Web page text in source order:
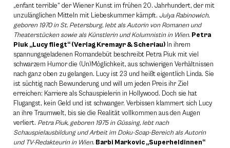
„enfant terrible“ der Wiener Kunst im frühen 20. Jahrhundert, der mit
unzulänglichen Mitteln mit Liebeskummer kämpft. Julya Rabinowich,
geboren 1970 in St. Petersburg, lebt als Autorin von Romanen und
Theaterstücken sowie als Künstlerin und Kolumnistin in Wien. Petra
Piuk „Lucy fliegt“ (Verlag Kremayr & Scheriau) In ihrem
spannungsgeladenen Romandebüt beschreibt Petra Piuk mit viel
schwarzem Humor die (Un)Möglichkeit, aus schwierigen Verhältnissen
nach ganz oben zu gelangen. Lucy ist 23 und heißt eigentlich Linda. Sie
ist süchtig nach Bewunderung und will um jeden Preis ihr Ziel
erreichen: Karriere als Schauspielerin in Hollywood. Doch sie hat
Flugangst, kein Geld und ist schwanger. Verbissen klammert sich Lucy
an ihre Traumwelt, bis sie die Realität vollkommen aus den Augen
verliert. Petra Piuk, geboren 1975 in Güssing, lebt nach
Schauspielausbildung und Arbeit im Doku-Soap-Bereich als Autorin
und TV-Redakteurin in Wien. Barbi Markovic „Superheldinnen“